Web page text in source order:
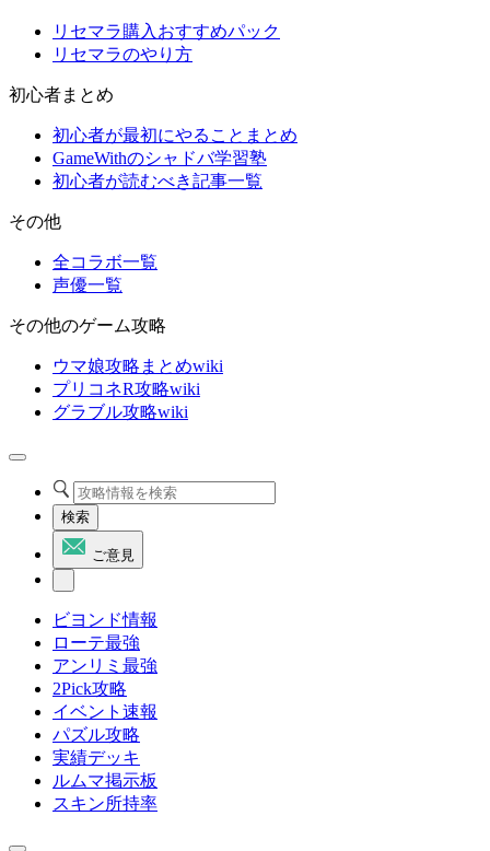
リセマラ購入おすすめパック
リセマラのやり方
初心者まとめ
初心者が最初にやることまとめ
GameWithのシャドバ学習塾
初心者が読むべき記事一覧
その他
全コラボ一覧
声優一覧
その他のゲーム攻略
ウマ娘攻略まとめwiki
プリコネR攻略wiki
グラブル攻略wiki
検索
ご意見
ビヨンド情報
ローテ最強
アンリミ最強
2Pick攻略
イベント速報
パズル攻略
実績デッキ
ルムマ掲示板
スキン所持率